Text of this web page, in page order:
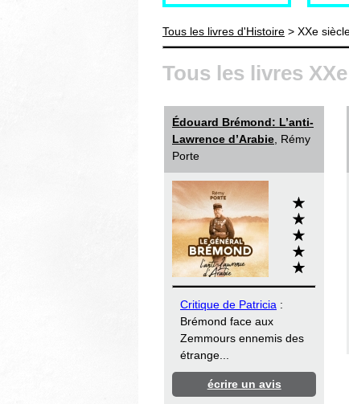
Tous les livres d'Histoire > XXe
Tous les livres
Édouard Brémond: L’anti-
Lawrence d’Arabie , Rémy
Porte
Critique de Patricia :
Brémond face aux
Zemmours ennemis des
étrange...
écrire un avis